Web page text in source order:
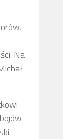
Na